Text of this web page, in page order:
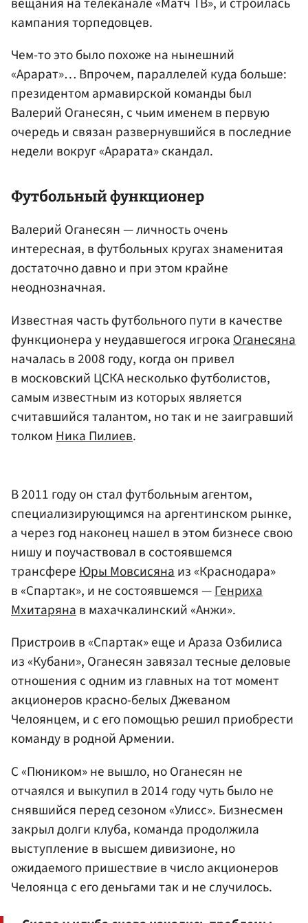
кампания торпедовцев.
Чем-то это было похоже на нынешний
«Арарат»… Впрочем, параллелей куда больше:
президентом армавирской команды был
Валерий Оганесян, с чьим именем в первую
очередь и связан развернувшийся в последние
недели вокруг «Арарата» скандал.
Футбольный функционер
Валерий Оганесян — личность очень
интересная, в футбольных кругах знаменитая
достаточно давно и при этом крайне
неоднозначная.
Известная часть футбольного пути в качестве
функционера у неудавшегося игрока Оганесяна
началась в 2008 году, когда он привел
в московский ЦСКА несколько футболистов,
самым известным из которых является
считавшийся талантом, но так и не заигравший
толком Ника Пилиев.
В 2011 году он стал футбольным агентом,
специализирующимся на аргентинском рынке,
а через год наконец нашел в этом бизнесе свою
нишу и поучаствовал в состоявшемся
трансфереЮры Мовсисянаиз «Краснодара»
в «Спартак», и не состоявшемся —Генриха
Мхитарянав махачкалинский «Анжи».
Пристроив в «Спартак» еще и Араза Озбилиса
из «Кубани», Оганесян завязал тесные деловые
отношения с одним из главных на тот момент
акционеров красно-белых Джеваном
Челоянцем, и с его помощью решил приобрести
команду в родной Армении.
С «Пюником» не вышло, но Оганесян не
отчаялся и выкупил в 2014 году чуть было не
снявшийся перед сезоном «Улисс». Бизнесмен
закрыл долги клуба, команда продолжила
выступление в высшем дивизионе, но
ожидаемого пришествие в число акционеров
Челоянца с его деньгами так и не случилось.